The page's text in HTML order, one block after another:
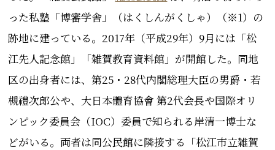
った私塾「博審学舎」（はくしんがくしゃ）（※1）の
跡地に建っている。2017年（平成29年）9月には「松
江先人記念館」「雑賀教育資料館」が開館した。同地
区の出身者には、第25・28代内閣総理大臣の男爵・若
槻禮次郎公や、大日本體育協會 第2代会長や国際オリ
ンピック委員会（IOC）委員で知られる岸清一博士な
どがいる。両者は同公民館に隣接する「松江市立雑賀